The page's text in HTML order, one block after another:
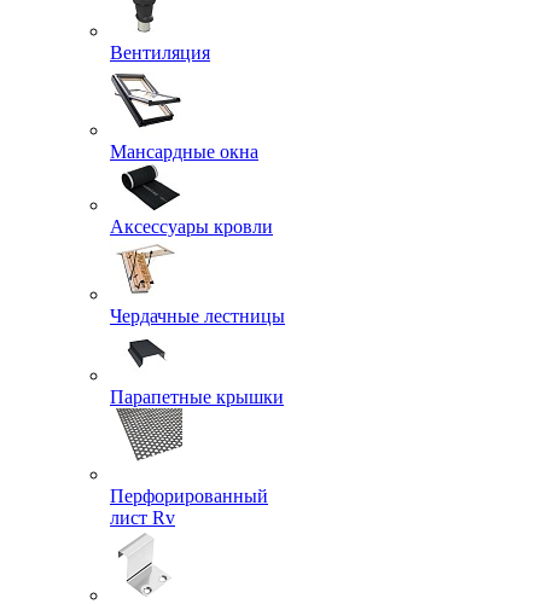
Вентиляция
Мансардные окна
Аксессуары кровли
Чердачные лестницы
Парапетные крышки
Перфорированный
лист Rv